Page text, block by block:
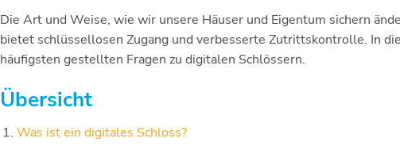
Die Art und Weise, wie wir unsere Häuser und Eigentum sichern
bietet schlüssellosen Zugang und verbesserte Zutrittskontrolle. In
häufigsten gestellten Fragen zu digitalen Schlössern.
Übersicht
Was ist ein digitales Schloss?